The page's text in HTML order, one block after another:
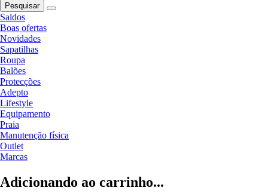
Pesquisar
Saldos
Boas ofertas
Novidades
Sapatilhas
Roupa
Balões
Protecções
Adepto
Lifestyle
Equipamento
Praia
Manutenção física
Outlet
Marcas
Adicionando ao carrinho...